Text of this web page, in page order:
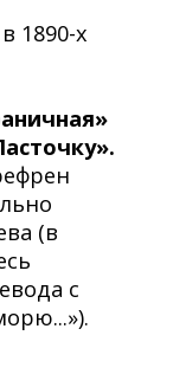
1890-х
(в
с